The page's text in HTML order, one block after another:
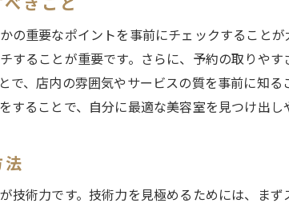
美容院での施術前後のケア方法
練馬区で人気の施術メニュー
プロが教えるヘアメンテナンスのポイ
アクセスと施術のスピードが魅力の練馬区の
駅近で便利な美容室の特徴
忙しい人におすすめの美容室選び
きこと
の重要なポイントを事前にチェックすること
することが重要です。さらに、予約の取りや
で、店内の雰囲気やサービスの質を事前に知
することで、自分に最適な美容室を見つけ出し
技術力です。技術力を見極めるためには、ま